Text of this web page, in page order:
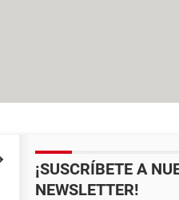
¡SUSCRÍBETE A
NEWSLETTER!